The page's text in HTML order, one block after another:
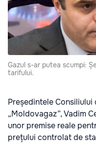
Gazul s-ar putea scumpi:
tarifului.
Președintele
„Moldovagaz”, Vadim
unor premise reale
prețului controlat de